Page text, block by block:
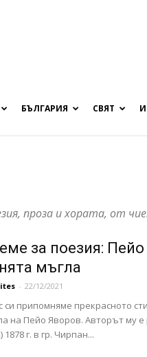
БЪЛГАРИЯ СВЯТ
проза и хората, от
за поезия:
мъгла
- 22/12/2021
си припомняме прекрасното
на Пейо Яворов. Авторът му е
1878 г. в гр. Чирпан...